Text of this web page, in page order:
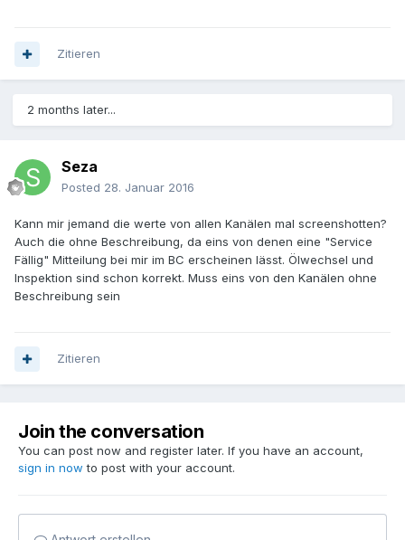
Zitieren
2 months later...
Seza
Posted 28. Januar 2016
Kann mir jemand die werte von allen Kanälen mal screenshotten?
Auch die ohne Beschreibung, da eins von denen eine "Service
Fällig" Mitteilung bei mir im BC erscheinen lässt. Ölwechsel und
Inspektion sind schon korrekt. Muss eins von den Kanälen ohne
Beschreibung sein
Zitieren
Join the conversation
You can post now and register later. If you have an account,
sign in now to post with your account.